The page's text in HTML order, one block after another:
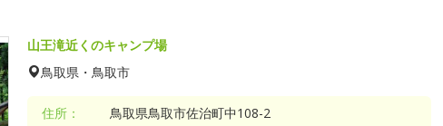
山王滝近くのキャンプ場
鳥取県・鳥取市
住所：
鳥取県鳥取市佐治町中108-2